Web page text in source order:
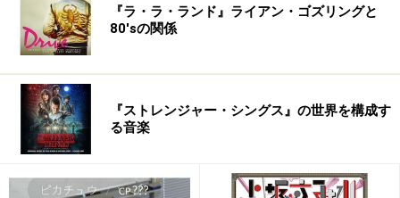
ました）というテクノ・ユニットで活動するオッチーと
いう人が選曲した『Good Covers～AFTER NEW WAVE』
員）、かとうけんそう（京浜兄弟社の東京タワーズ・メ
ンバー、映画「たんぽぽ」に登場した俳優）のかなり濃
い3氏による解説も楽しめます。ありがちな80年代カヴ
ァー集ではありません。カヴァー・ネタは80年代テクノ
ポップやらもっと古いのやら・・・でもそこはかとなく
『ラ・ラ・ランド』ライアン・ゴズリングと
80'sの関係
『ストレンジャー・シングス』の世界を構成す
る音楽